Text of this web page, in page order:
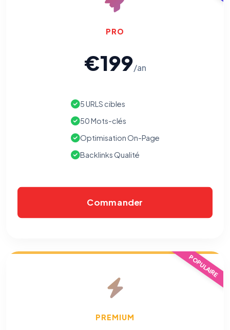
PRO
€199/an
5 URLS cibles
50 Mots-clés
Optimisation On-Page
Backlinks Qualité
Commander
POPULAIRE
PREMIUM
TOUJOURS ACTIF
mémorisation de vos choix de consentement. Ils ne
Cookies analytiques
Nous aident à comprendre comment vous utilisez le site
Cookies marketing
Permettent d'afficher des publicités pertinentes et de
mesurer l'efficacité de nos campagnes (Google Ads,
Meta/Facebook). Vous pouvez les refuser sans impact sur
votre navigation.
Les e-mails peuvent contenir un pixel d'ouverture et des liens
pixels 2026 / FAQ juillet 2026).Ce suivi n'est pas géré par ce
opposer : utilisez lelien dédié en pied de chaque courriel(« Pour